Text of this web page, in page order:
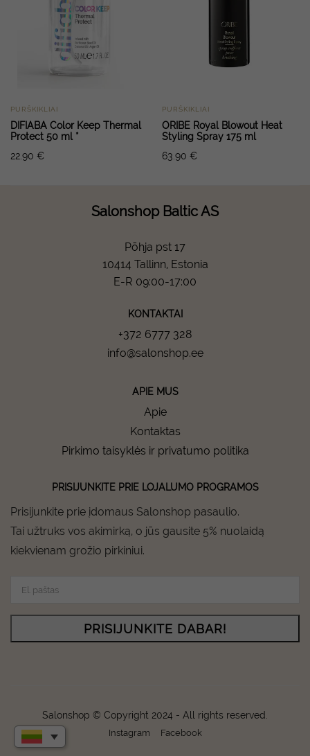
PURŠKIKLIAI
DIFIABA Color Keep Thermal
Protect 50 ml *
22.90 €
PURŠKIKLIAI
ORIBE Royal Blowout Heat
Styling Spray 175 ml
63.90 €
Salonshop Baltic AS
Põhja pst 17
10414 Tallinn, Estonia
E-R 09:00-17:00
KONTAKTAI
+372 6777 328
info@salonshop.ee
APIE MUS
Apie
Kontaktas
Pirkimo taisyklės ir privatumo politika
PRISIJUNKITE PRIE LOJALUMO PROGRAMOS
Prisijunkite prie įdomaus Salonshop pasaulio.
Tai užtruks vos akimirką, o jūs gausite 5% nuolaidą
kiekvienam grožio pirkiniui.
PRISIJUNKITE DABAR!
Salonshop © Copyright 2024 - All rights reserved.
Instagram Facebook